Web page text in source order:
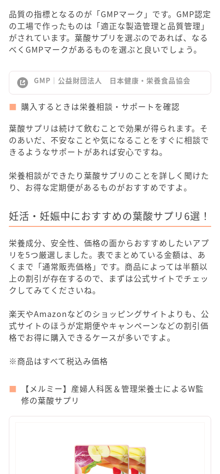
品質の指標となるのが「GMPマーク」です。GMP認定
の工場で作ったものは「適正な製造管理と品質管理」
がされています。葉酸サプリを選ぶのであれば、なる
べくGMPマークがあるものを選ぶと良いでしょう。
GMP｜公益財団法人 日本健康・栄養食品協会
購入するときは栄養相談・サポートを確認
葉酸サプリは続けて飲むことで効果が得られます。そ
のあいだ、不安なことや気になることをすぐに相談で
きるようなサポートがあれば安心ですね。
栄養相談ができたり葉酸サプリのことを詳しく聞けた
り、お得な定期便があるものがおすすめですよ。
妊活・妊娠中におすすめの葉酸サプリ6選！
栄養成分、安全性、価格の面からおすすめしたいアプ
リを5つ厳選しました。表でまとめている金額は、あ
くまで「通常販売価格」です。商品によっては半額以
上の割引が存在するので、まずは公式サイトでチェッ
クしてみてくださいね。
楽天やAmazonなどのショッピングサイトよりも、公
式サイトのほうが定期便やキャンペーンなどの割引価
格でお得に購入できるケースが多いですよ。
※商品はすべて税込み価格
【メルミー】産婦人科医＆管理栄養士によるW監
修の葉酸サプリ